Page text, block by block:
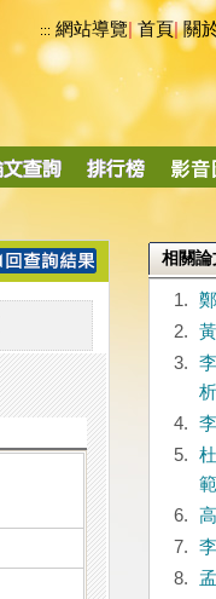
::: 網站導覽|首頁|關
相關論
1.
2.
3.
析
4.
5.
6.
7.
8.